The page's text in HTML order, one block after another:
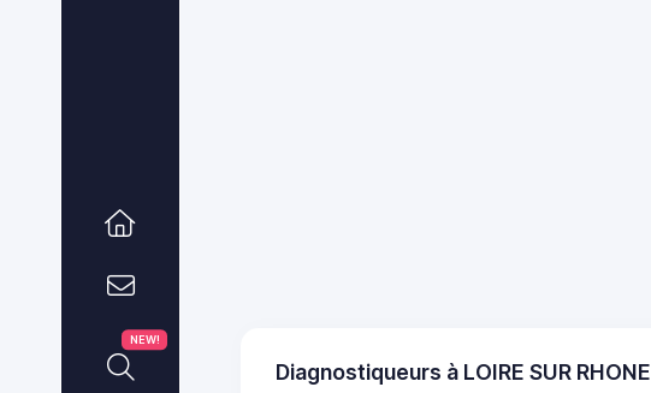
NEW!
Diagnostiqueurs à LOIRE SUR RHONE